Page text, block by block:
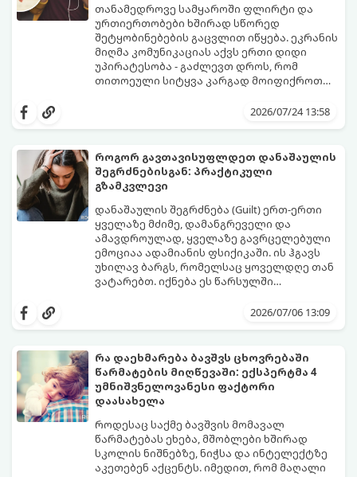
თანამედროვე სამყაროში ფლირტი და
ურთიერთობები ხშირად სწორედ
შეტყობინებების გაცვლით იწყება. ეკრანის
მიღმა კომუნიკაციას აქვს ერთი დიდი
უპირატესობა - გაძლევთ დროს, რომ
თითოეული სიტყვა კარგად მოიფიქროთ
მოაცილოს და მოუთმენლად ელოდოს
წესი:
2026/07/24 13:58
როგორ გავთავისუფლდეთ დანაშაულის
შეგრძნებისგან: პრაქტიკული
გზამკვლევი
დანაშაულის შეგრძნება (Guilt) ერთ-ერთი
ყველაზე მძიმე, დამანგრეველი და
ამავდროულად, ყველაზე გავრცელებული
ემოციაა ადამიანის ფსიქიკაში. ის ჰგავს
უხილავ ბარგს, რომელსაც ყოველდღე თან
ვატარებთ. იქნება ეს წარსულში
ტკენა, ოჯახის წევრებისთვის
გადაჭარბებული მოთხოვნები
-დანაშაულის განცდა შიგნიდან ფიტავს
ადამიანს და ართმევს მას აწმყოთი
ტკბობის უნარს.
დანაშაულის გრძნობას აქვს თავისი
საკუთარი თუ საზოგადოებრივი მორალური
კოდექსი. თუმცა, როდესაც ეს ემოცია
ქრონიკულ ფორმას იღებს, ის ნევროზულ,
ტოქსიკურ სინდრომად იქცევა.
გთავაზობთ პრაქტიკულ, ფსიქოლოგიურ
გზამკვლევს, თუ როგორ დაამუშაოთ
წარსულის შეცდომები და
გათავისუფლდეთ ამ მძიმე ტვირთისგან:
2026/07/06 13:09
რა დაეხმარება ბავშვს ცხოვრებაში
წარმატების მიღწევაში: ექსპერტმა 4
უმნიშვნელოვანესი ფაქტორი
დაასახელა
როდესაც საქმე ბავშვის მომავალ
წარმატებას ეხება, მშობლები ხშირად
სკოლის ნიშნებზე, ნიჭსა და ინტელექტზე
აკეთებენ აქცენტს. იმედით, რომ მაღალი